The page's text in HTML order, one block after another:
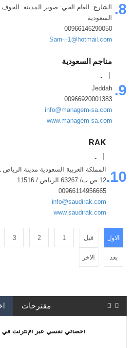
8.
الشارع: العام الحي: صوير المدينة: الجوف
السعودية
00966146290050
Sam-i-1@hotmail.com
9.
مناجم السعودية
-
Jeddah
00966920001383
info@managem-sa.com
www.managem-sa.com
10.
RAK
-
المملكة العربية السعودية مدينة
12 ص ب/ 63267 الرياض / 11516
00966114956665
info@saudirak.com
www.saudirak.com
الاول قبل 1
2
3
بعد الاخر
مقترحات
أخصائي نفسي عبر الإنترنت في